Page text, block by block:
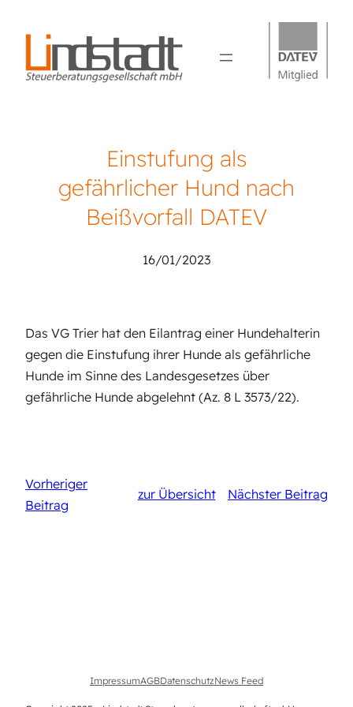
Einstufung als
gefährlicher Hund nach
Beißvorfall DATEV
16/01/2023
Das VG Trier hat den Eilantrag einer Hundehalterin
gegen die Einstufung ihrer Hunde als gefährliche
Hunde im Sinne des Landesgesetzes über
gefährliche Hunde abgelehnt (Az. 8 L 3573/22).
Vorheriger
Beitrag
zur Übersicht Nächster Beitrag
ImpressumAGBDatenschutzNews Feed